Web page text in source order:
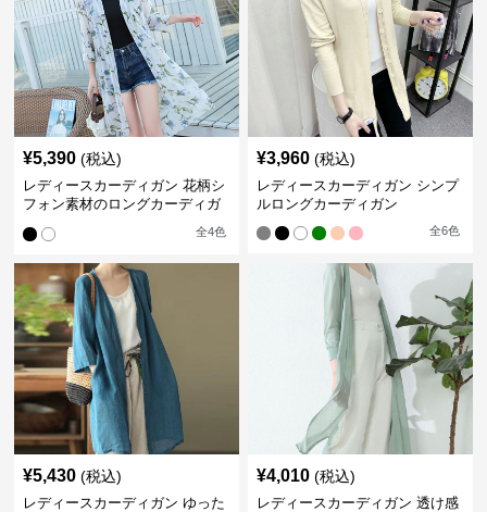
¥5,390 (税込)
レディースカーディガン 花柄シ
フォン素材のロングカーディガ
全4色
¥3,960 (税込)
レディースカーディガン シンプ
ルロングカーディガン
全6色
¥5,430 (税込)
レディースカーディガン ゆった
¥4,010 (税込)
レディースカーディガン 透け感